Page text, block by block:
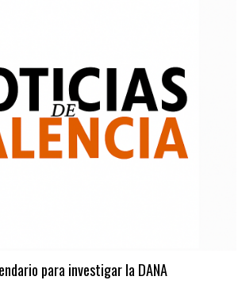
para investigar la DANA